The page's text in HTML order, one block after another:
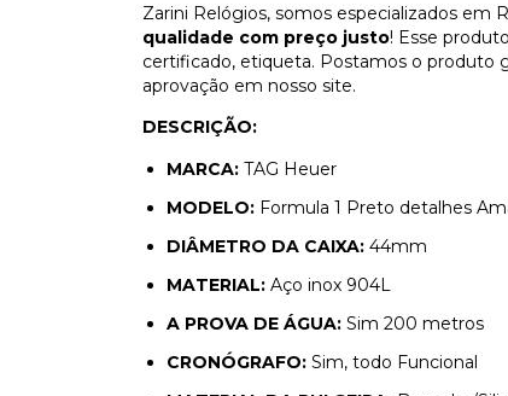
Zarini Relógios, somos especializados em
qualidade com preço justo! Esse
certificado, etiqueta. Postamos o produto
aprovação em nosso site.
DESCRIÇÃO:
MARCA: TAG Heuer
MODELO: Formula 1 Preto detalhes
DIÂMETRO DA CAIXA: 44mm
MATERIAL: Aço inox 904L
A PROVA DE ÁGUA: Sim 200 metros
CRONÓGRAFO: Sim, todo Funcional